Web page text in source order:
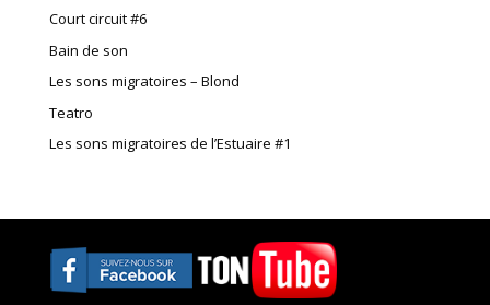
Court circuit #6
Bain de son
Les sons migratoires – Blond
Teatro
Les sons migratoires de l’Estuaire #1